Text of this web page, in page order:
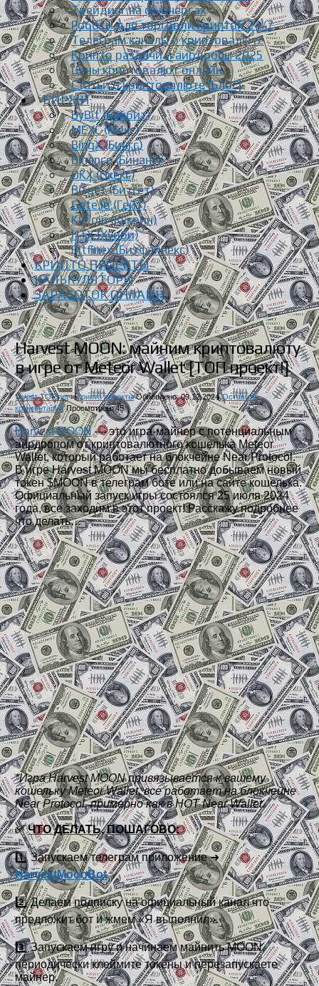
Трейдинг на фьючерсах
Роботы для торговли криптой 24/7
Телеграм каналы о криптовалюте
Крипто раздачи и аирдропы 2025
Цены криптовалют онлайн
Статьи о криптовалюте [Блог]
БИРЖИ
ByBit (Байбит)
MEXC (Мекс)
BingX (Бингс)
Binance (Бинанс)
OKX (Окекс)
Bitget (Битгет)
Gate.io (Гейт)
KuCoin (Кукоин)
HTX (Хуоби)
Bitfinex (Битфайнекс)
КРИПТО ПРОЕКТЫ
КАЛЬКУЛЯТОРЫ
ЗАРАБОТОК ОНЛАЙН
Harvest MOON: майним криптовалюту
в игре от Meteor Wallet [ТОП проект!]
Invest-TOP.net»Крипто проекты Обновлено: 09.12.2024 Оставить
комментарий Просмотров: 45
Harvest MOON— это игра-майнер с потенциальным
аирдропом от криптовалютного кошелька Meteor
Wallet, который работает на блокчейне Near Protocol.
В игре Harvest MOON мы бесплатно добываем новый
токен $MOON в телеграм боте или на сайте кошелька.
Официальный запуск игры состоялся 25 июля 2024
года, все заходим в этот проект! Расскажу подробнее
что делать…
*Игра Harvest MOON привязывается к вашему
кошельку Meteor Wallet, все работает на блокчейне
Near Protocol, примерно как в HOT Near Wallet.
✅ЧТО ДЕЛАТЬ, ПОШАГОВО:
1️⃣ Запускаем телеграм приложение ➜
HarvestMoonBot
2️⃣ Делаем подписку на официальный канал что
предложит бот и жмем «Я выполнил».
3️⃣ Запускаем игру и начинаем майнить MOON,
периодически клеймите токены и перезапускаете
майнер.